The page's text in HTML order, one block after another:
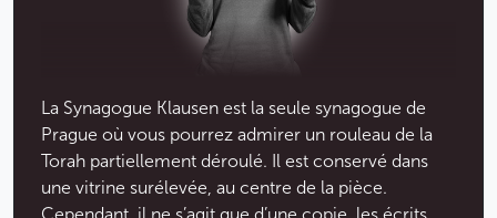
La Synagogue Klausen est la seule synagogue de
Prague où vous pourrez admirer un rouleau de la
Torah partiellement déroulé. Il est conservé dans
une vitrine surélevée, au centre de la pièce.